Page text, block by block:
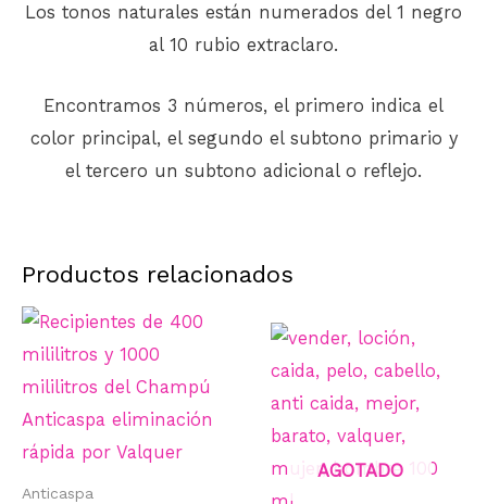
Los tonos naturales están numerados del 1 negro
al 10 rubio extraclaro.
Encontramos 3 números, el primero indica el
color principal, el segundo el subtono primario y
el tercero un subtono adicional o reflejo.
Productos relacionados
Anticaspa
AGOTADO